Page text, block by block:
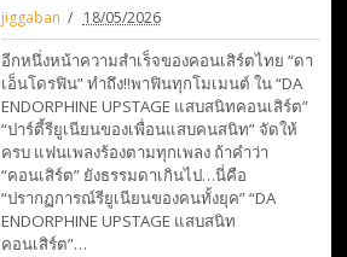
jiggaban 18/05/2026
อีกหนึ่งหน้าความสำเร็จของคอนเสิร์ตไทย “ดา
เอ็นโดรฟิน” ทำถึง!!พาฟินทุกโมเมนต์ ใน “DA
ENDORPHINE UPSTAGE แสบสนิทคอนเสิร์ต”
“ปาร์ตี้รียูเนียนของเพื่อนแสบคนสนิท” จัดให้
ครบ แฟนเพลงร้องตามทุกเพลง ถ้าคำว่า
“คอนเสิร์ต” ยังธรรมดาเกินไป…นี่คือ
“ปรากฏการณ์รียูเนียนของคนทั้งยุค” “DA
ENDORPHINE UPSTAGE แสบสนิท
คอนเสิร์ต”…